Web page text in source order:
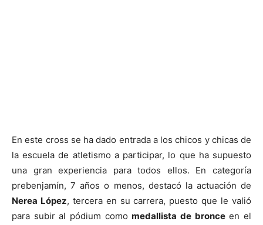
En este cross se ha dado entrada a los chicos y chicas de
la escuela de atletismo a participar, lo que ha supuesto
una gran experiencia para todos ellos. En categoría
prebenjamín, 7 años o menos, destacó la actuación de
Nerea López, tercera en su carrera, puesto que le valió
para subir al pódium comomedallista de bronceen el